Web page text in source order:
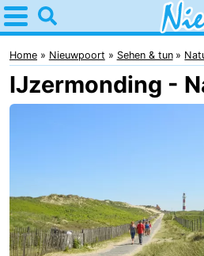
Home
Nieuwpoort
Tipps
Appartements
-
Home Nieuwpoort Sehen & tun
IJzermonding -